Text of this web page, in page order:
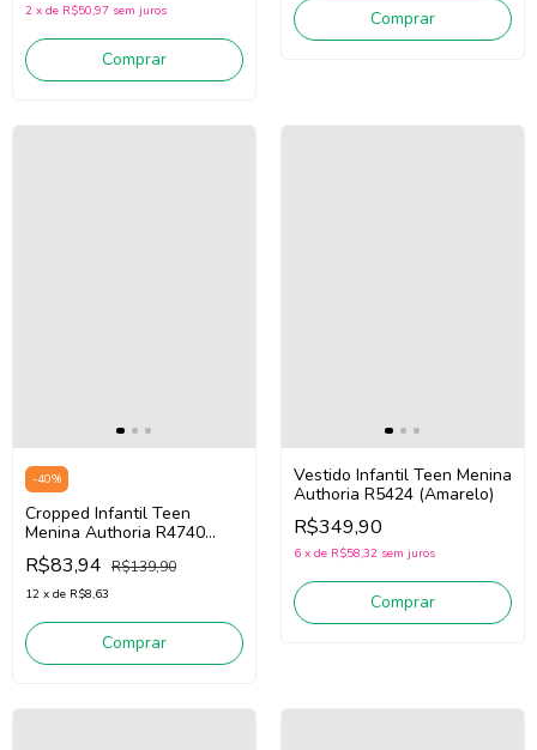
2 x de R$50,97 sem juros
Comprar
Comprar
-40%
Cropped Infantil Teen
Menina Authoria R4740
(Preto)
R$83,94 R$139,90
12 x de R$8,63
Comprar
Vestido Infantil Teen Menina
Authoria R5424 (Amarelo)
R$349,90
6 x de R$58,32 sem juros
Comprar